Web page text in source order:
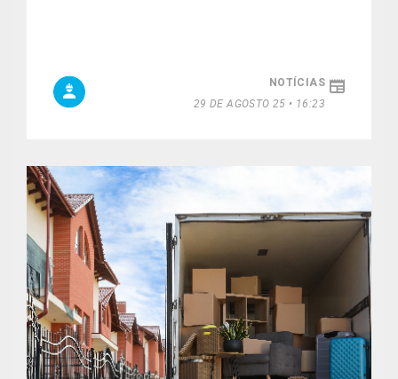
NOTÍCIAS
29 DE AGOSTO 25 • 16:23